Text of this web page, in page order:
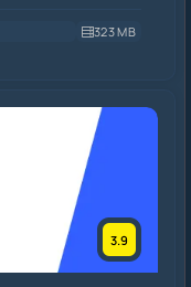
323 MB
3.9